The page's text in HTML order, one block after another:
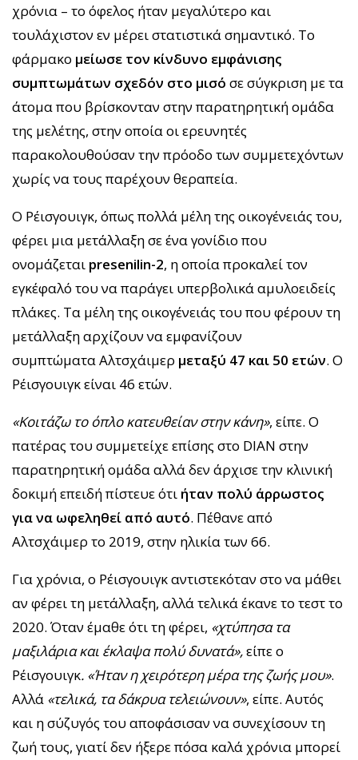
χρόνια – το όφελος ήταν μεγαλύτερο και
τουλάχιστον εν μέρει στατιστικά σημαντικό. Το
φάρμακο μείωσε τον κίνδυνο εμφάνισης
συμπτωμάτων σχεδόν στο μισό σε σύγκριση με τα
άτομα που βρίσκονταν στην παρατηρητική ομάδα
της μελέτης, στην οποία οι ερευνητές
παρακολουθούσαν την πρόοδο των συμμετεχόντων
χωρίς να τους παρέχουν θεραπεία.
Ο Ρέισγουιγκ, όπως πολλά μέλη της οικογένειάς του,
φέρει μια μετάλλαξη σε ένα γονίδιο που
ονομάζεται presenilin-2, η οποία προκαλεί τον
εγκέφαλό του να παράγει υπερβολικά αμυλοειδείς
πλάκες. Τα μέλη της οικογένειάς του που φέρουν τη
μετάλλαξη αρχίζουν να εμφανίζουν
συμπτώματα Αλτσχάιμερ μεταξύ 47 και 50 ετών. Ο
Ρέισγουιγκ είναι 46 ετών.
«Κοιτάζω το όπλο κατευθείαν στην κάνη», είπε. Ο
πατέρας του συμμετείχε επίσης στο DIAN στην
παρατηρητική ομάδα αλλά δεν άρχισε την κλινική
δοκιμή επειδή πίστευε ότι ήταν πολύ άρρωστος
για να ωφεληθεί από αυτό. Πέθανε από
Αλτσχάιμερ το 2019, στην ηλικία των 66.
Για χρόνια, ο Ρέισγουιγκ αντιστεκόταν στο να μάθει
αν φέρει τη μετάλλαξη, αλλά τελικά έκανε το τεστ το
2020. Όταν έμαθε ότι τη φέρει, «χτύπησα τα
μαξιλάρια και έκλαψα πολύ δυνατά»,είπε ο
Ρέισγουιγκ. «Ήταν η χειρότερη μέρα της ζωής μου».
Αλλά «τελικά, τα δάκρυα τελειώνουν», είπε. Αυτός
και η σύζυγός του αποφάσισαν να συνεχίσουν τη
ζωή τους, γιατί δεν ήξερε πόσα καλά χρόνια μπορεί